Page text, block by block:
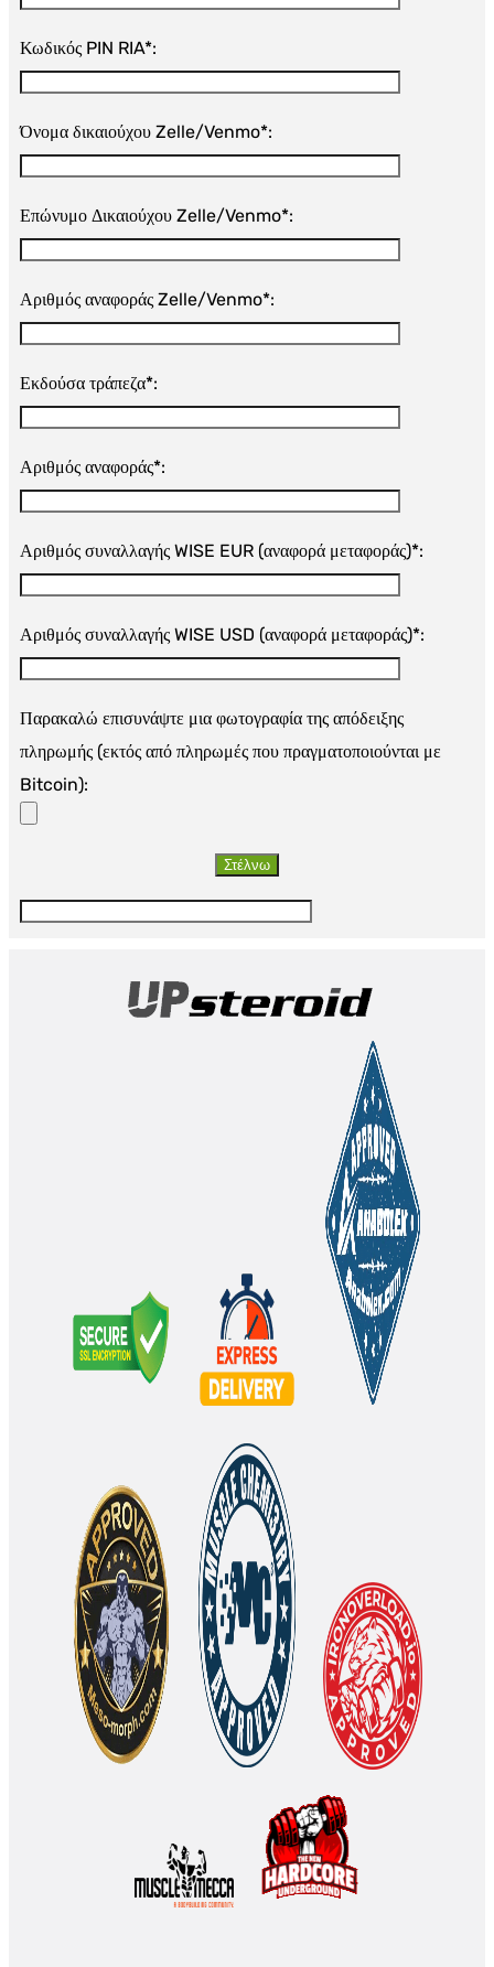
Κωδικός PIN RIA*:
Όνομα δικαιούχου Zelle/Venmo*:
Επώνυμο Δικαιούχου Zelle/Venmo*:
Αριθμός αναφοράς Zelle/Venmo*:
Εκδούσα τράπεζα*:
Αριθμός αναφοράς*:
Αριθμός συναλλαγής WISE EUR (αναφορά μεταφοράς)*:
Αριθμός συναλλαγής WISE USD (αναφορά μεταφοράς)*:
Παρακαλώ επισυνάψτε μια φωτογραφία της απόδειξης
πληρωμής (εκτός από πληρωμές που πραγματοποιούνται με
Bitcoin):